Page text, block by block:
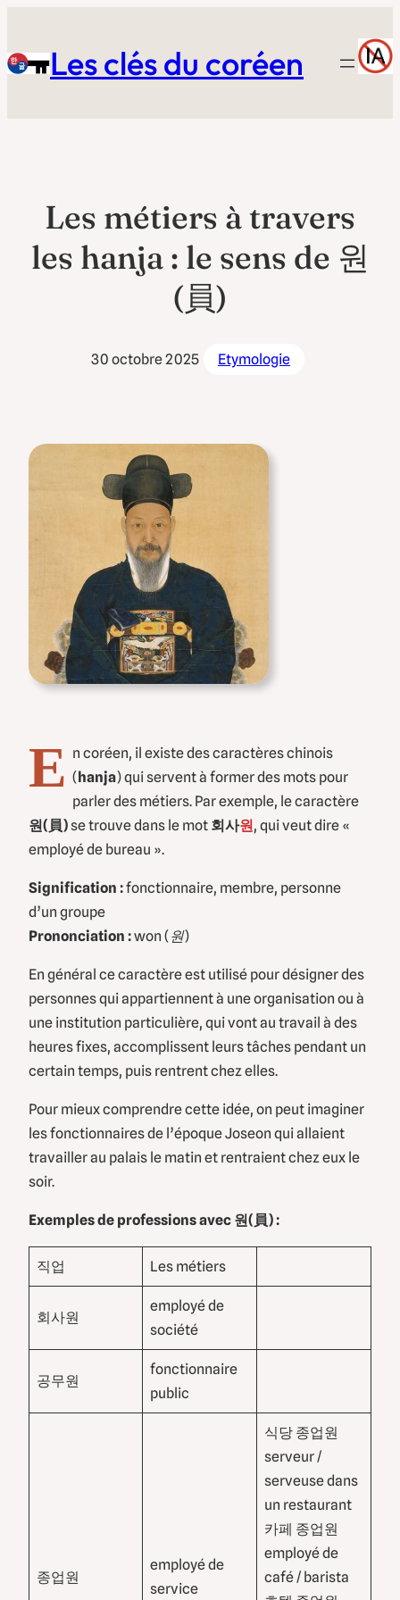
contenuLes clés du coréen
Les métiers à travers
les hanja : le sens de 원
(員)
30 octobre 2025 Etymologie
E n coréen, il existe des caractères chinois
( hanja) qui servent à former des mots pour
parler des métiers. Par exemple, le caractère
원(員)se trouve dans le mot 회사원, qui veut dire «
employé de bureau ».
Signification :fonctionnaire, membre, personne
d’un groupe
Prononciation :won (원)
En général ce caractère est utilisé pour désigner des
personnes qui appartiennent à une organisation ou à
une institution particulière, qui vont au travail à des
heures fixes, accomplissent leurs tâches pendant un
certain temps, puis rentrent chez elles.
Pour mieux comprendre cette idée, on peut imaginer
les fonctionnaires de l’époque Joseon qui allaient
travailler au palais le matin et rentraient chez eux le
soir.
Exemplesde professions avec 원(員) :
직업 Les métiers
회사원
employé de
société
공무원
fonctionnaire
public
종업원
employé de
service
식당 종업원
serveur /
serveuse dans
un restaurant
카페 종업원
employé de
café / barista